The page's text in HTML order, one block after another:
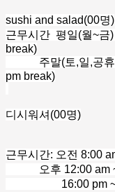
sushi and salad(00명)
근무시간 평일(월~금
break)
주말(토,일,공휴일
pm break)
디시워셔(00명)
근무시간: 오전 8:00
오후 12:00 am
16:00 pm ~